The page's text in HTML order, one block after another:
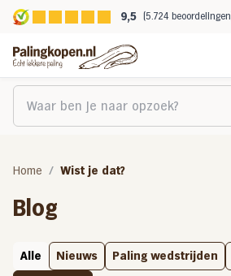
9,5 (5.724 beoordelingen)
Home Wist je dat?
Blog
Alle Nieuws Paling wedstrijden